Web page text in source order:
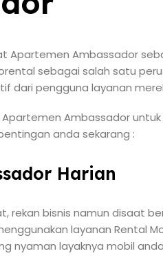
Apartemen Ambassador
sebagai salah satu
dari pengguna layanan
Ambassador
anda sekarang :
Harian
rekan bisnis namun disaat
layanan Rental
nyaman layaknya mobil